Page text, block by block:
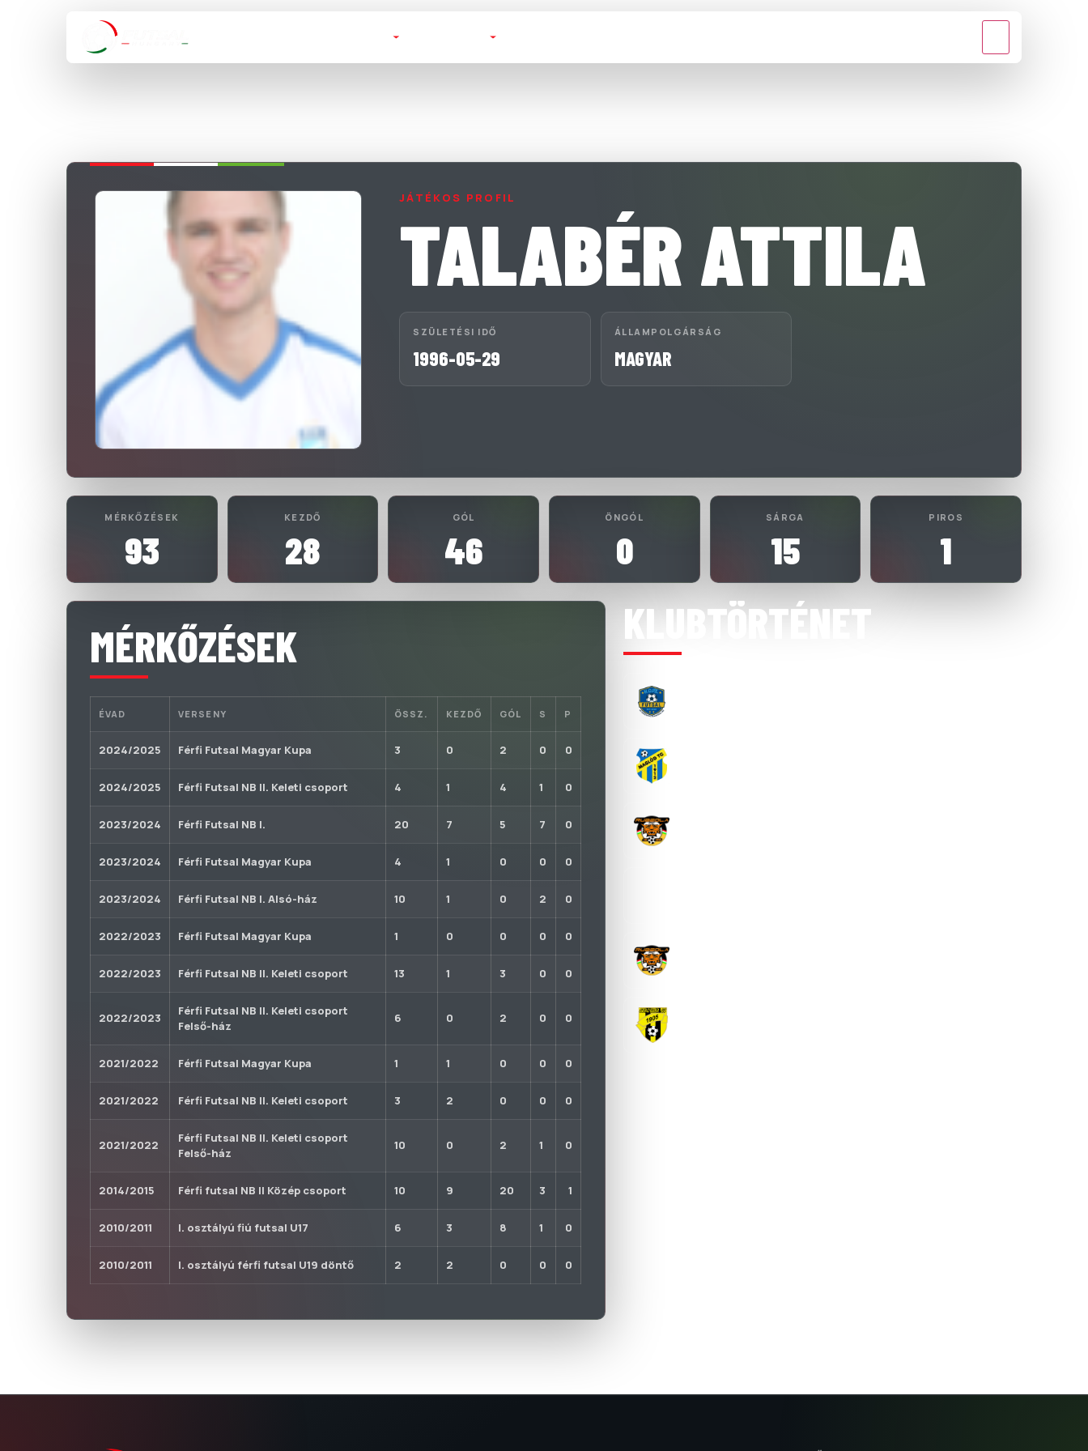
JÁTÉKOS PROFIL
TALABÉR ATTILA
SZÜLETÉSI IDŐ
1996-05-29
ÁLLAMPOLGÁRSÁG
MAGYAR
MÉRKŐZÉSEK
93
KEZDŐ
28
GÓL
46
ÖNGÓL
0
SÁRGA
15
PIROS
1
MÉRKŐZÉSEK
ÉVAD VERSENY ÖSSZ. KEZDŐ GÓL S P
2024/2025 Férfi Futsal Magyar Kupa 3 0 2 0 0
2024/2025 Férfi Futsal NB II. Keleti csoport 4 1 4 1 0
2023/2024 Férfi Futsal NB I. 20 7 5 7 0
2023/2024 Férfi Futsal Magyar Kupa 4 1 0 0 0
2023/2024 Férfi Futsal NB I. Alsó-ház 10 1 0 2 0
2022/2023 Férfi Futsal Magyar Kupa 1 0 0 0 0
2022/2023 Férfi Futsal NB II. Keleti csoport 13 1 3 0 0
2022/2023
Férfi Futsal NB II. Keleti csoport
Felső-ház
6 0 2 0 0
2021/2022 Férfi Futsal Magyar Kupa 1 1 0 0 0
2021/2022 Férfi Futsal NB II. Keleti csoport 3 2 0 0 0
2021/2022
Férfi Futsal NB II. Keleti csoport
Felső-ház
10 0 2 1 0
2014/2015 Férfi futsal NB II Közép csoport 10 9 20 3 1
2010/2011 I. osztályú fiú futsal U17 6 3 8 1 0
2010/2011 I. osztályú férfi futsal U19 döntő 2 2 0 0 0
KLUBTÖRTÉNET
RUBEOLA FOOTBALL CLUB
RUBEOLA FOOTBALL CLUB